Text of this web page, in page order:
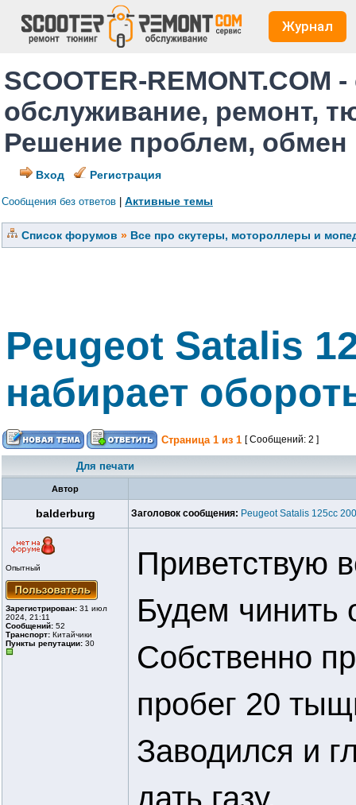
Журнал
SCOOTER-REMONT.COM
обслуживание, ремонт,
Решение проблем,
Вход Регистрация
Сообщения без ответов Активные темы
Список форумов » Все про скутеры, мотороллеры и
Peugeot Satalis
набирает
Страница 1 из 1 [ Сообщений: 2 ]
Для печати
Автор
balderburg Заголовок сообщения: Peugeot Satalis 125cc
Опытный
Зарегистрирован: 31 июл
2024, 21:11
Сообщений: 52
Транспорт: Китайчики
Пункты репутации: 30
Приветствую
Будем чинить
Собственно
пробег 20
Заводился и
дать газу.